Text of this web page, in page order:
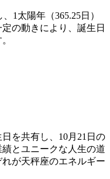
1太陽年（365.25日）
の動きにより、誕生日
を共有し、10月21日の
とユニークな人生の道
が天秤座のエネルギー